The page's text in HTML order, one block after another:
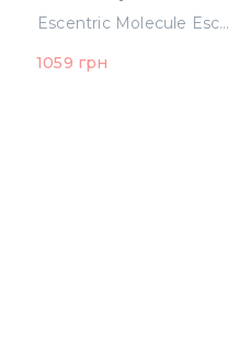
(5060103310173)
Escentric Molecule Escentric 02 200 ml Гель для душа (5060103310173)
1059 грн